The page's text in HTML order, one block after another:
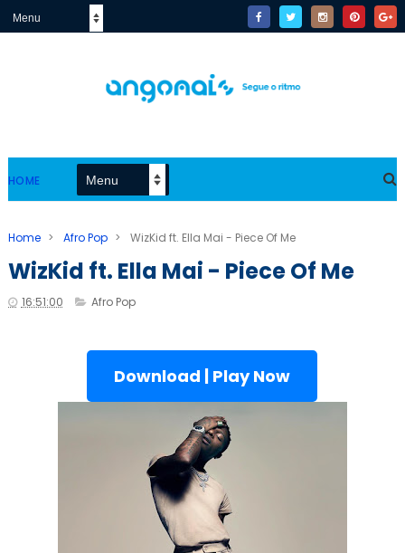
HOME
Home > Afro Pop > WizKid ft. Ella Mai - Piece Of Me
WizKid ft. Ella Mai - Piece Of Me
16:51:00 Afro Pop
Download | Play Now